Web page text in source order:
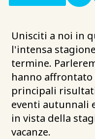
Unisciti a noi in
l'intensa
termine.
hanno
principali
eventi autunnali
in vista della
vacanze.